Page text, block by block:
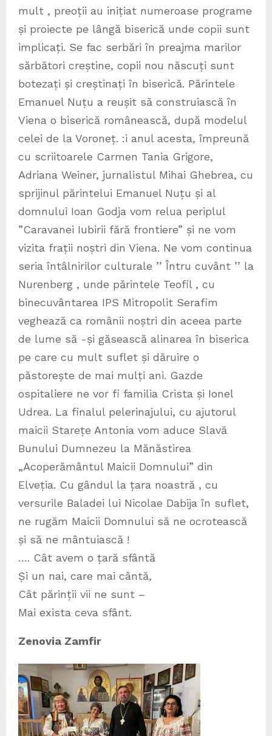
mult , preoții au inițiat numeroase programe
și proiecte pe lângă biserică unde copii sunt
implicați. Se fac serbări în preajma marilor
sărbători creștine, copii nou născuți sunt
botezați și creștinați în biserică. Părintele
Emanuel Nuțu a reușit să construiască în
Viena o biserică românească, după modelul
celei de la Voroneț. :i anul acesta, împreună
cu scriitoarele Carmen Tania Grigore,
Adriana Weiner, jurnalistul Mihai Ghebrea, cu
sprijinul părintelui Emanuel Nuțu și al
domnului Ioan Godja vom relua periplul
”Caravanei Iubirii fără frontiere” și ne vom
vizita frații noștri din Viena. Ne vom continua
seria întâlnirilor culturale ’’ Întru cuvânt ’’ la
Nurenberg , unde părintele Teofil , cu
binecuvântarea IPS Mitropolit Serafim
veghează ca românii noștri din aceea parte
de lume să -și găsească alinarea în biserica
pe care cu mult suflet și dăruire o
păstorește de mai mulți ani. Gazde
ospitaliere ne vor fi familia Crista și Ionel
Udrea. La finalul pelerinajului, cu ajutorul
maicii Starețe Antonia vom aduce Slavă
Bunului Dumnezeu la Mănăstirea
„Acoperământul Maicii Domnului” din
Elveția. Cu gândul la țara noastră , cu
versurile Baladei lui Nicolae Dabija în suflet,
ne rugăm Maicii Domnului să ne ocrotească
și să ne mântuiască !
…. Cât avem o țară sfântă
Și un nai, care mai cântă,
Cât părinții vii ne sunt –
Mai exista ceva sfânt.
Zenovia Zamfir